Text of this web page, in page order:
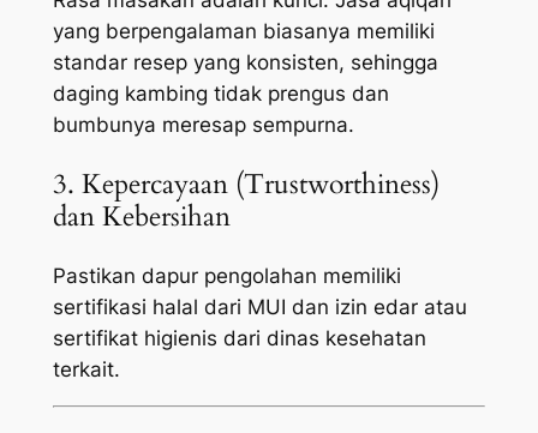
yang berpengalaman biasanya memiliki
standar resep yang konsisten, sehingga
daging kambing tidak prengus dan
bumbunya meresap sempurna.
3. Kepercayaan (Trustworthiness)
dan Kebersihan
Pastikan dapur pengolahan memiliki
sertifikasi halal dari MUI dan izin edar atau
sertifikat higienis dari dinas kesehatan
terkait.